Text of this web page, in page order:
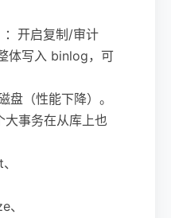
开启复制/审计
体写入 binlog，可
（性能下降）。
事务在从库上也